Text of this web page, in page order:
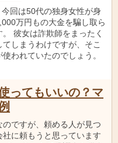
回は50代の独身女性が身
万円もの大金を騙し取ら
彼女は詐欺師をまったく
しまうわけですが、そこ
われていたのでしょう。
ってもいいの？マ
のですが、頼める人が見つ
に頼もうと思っています